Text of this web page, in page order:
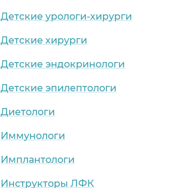
Детские урологи-хирурги
Детские хирурги
Детские эндокринологи
Детские эпилептологи
Диетологи
Иммунологи
Имплантологи
Инструкторы ЛФК